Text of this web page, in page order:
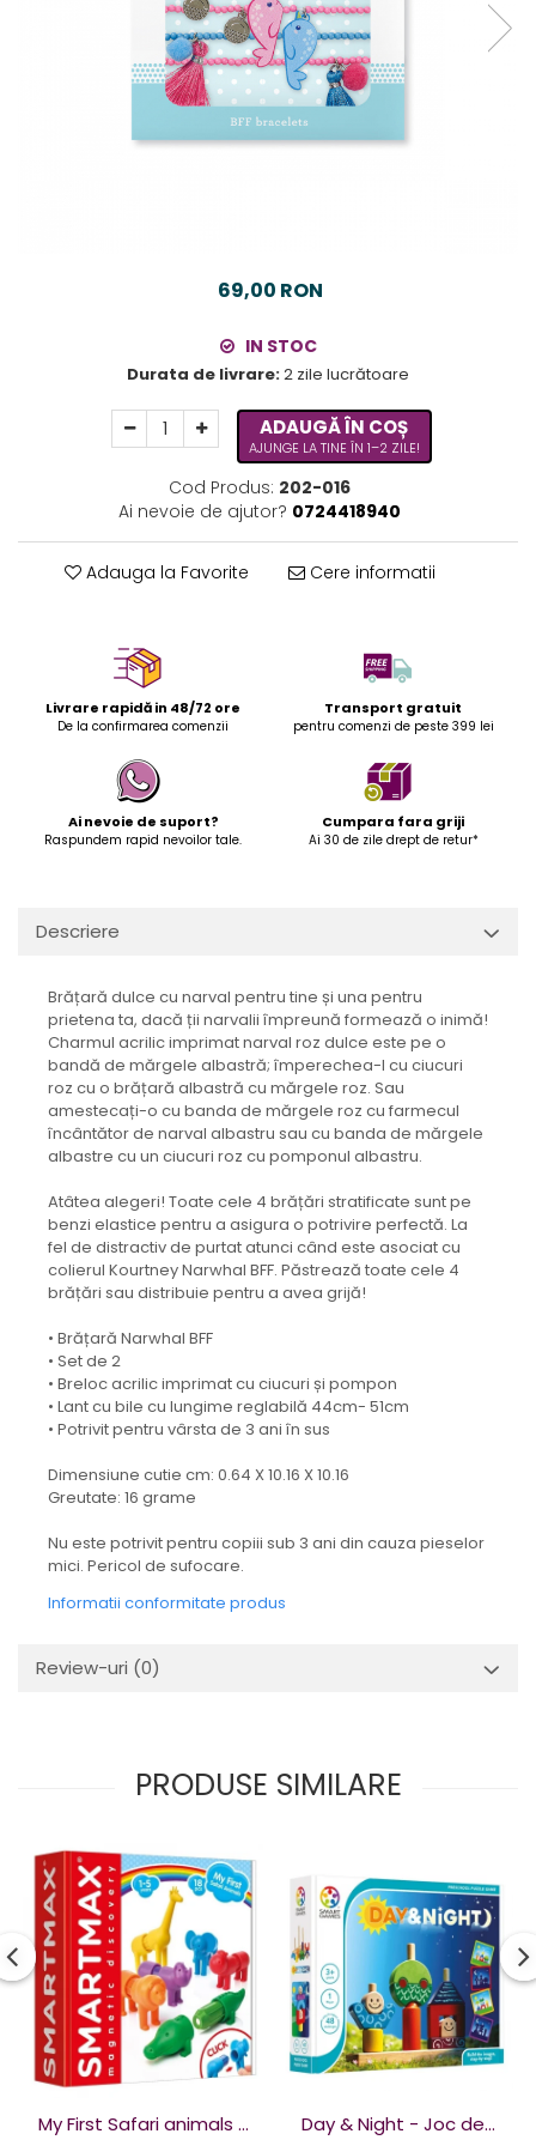
69,00 RON
IN STOC
Durata de livrare:2 zile lucrătoare
ADAUGĂ ÎN COȘ
AJUNGE LA TINE ÎN 1–2 ZILE!
Cod Produs: 202-016
Ai nevoie de ajutor? 0724418940
Adauga la Favorite Cere informatii
Livrare rapidă in 48/72 ore
De la confirmarea comenzii
Transport gratuit
pentru comenzi de peste 399 lei
Ai nevoie de suport?
Raspundem rapid nevoilor tale.
Cumpara fara griji
Ai 30 de zile drept de retur*
Descriere
Brățară dulce cu narval pentru tine și una pentru
prietena ta, dacă ții narvalii împreună formează o inimă!
Charmul acrilic imprimat narval roz dulce este pe o
bandă de mărgele albastră; împerechea-l cu ciucuri
roz cu o brățară albastră cu mărgele roz. Sau
amestecați-o cu banda de mărgele roz cu farmecul
încântător de narval albastru sau cu banda de mărgele
albastre cu un ciucuri roz cu pomponul albastru.
Atâtea alegeri! Toate cele 4 brățări stratificate sunt pe
benzi elastice pentru a asigura o potrivire perfectă. La
fel de distractiv de purtat atunci când este asociat cu
colierul Kourtney Narwhal BFF. Păstrează toate cele 4
brățări sau distribuie pentru a avea grijă!
• Brățară Narwhal BFF
• Set de 2
• Breloc acrilic imprimat cu ciucuri și pompon
• Lant cu bile cu lungime reglabilă 44cm- 51cm
• Potrivit pentru vârsta de 3 ani în sus
Dimensiune cutie cm: 0.64 X 10.16 X 10.16
Greutate: 16 grame
Nu este potrivit pentru copiii sub 3 ani din cauza pieselor
mici. Pericol de sufocare.
Informatii conformitate produs
Review-uri (0)
PRODUSE SIMILARE
My First Safari animals -
Day & Night - Joc de